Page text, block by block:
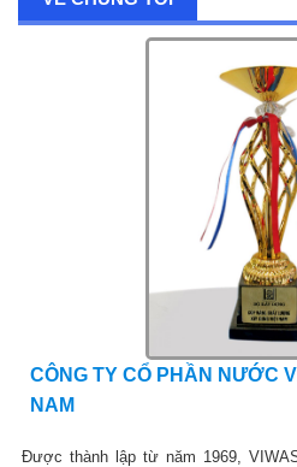
CÔNG TY CỔ PHẦN NƯỚC
NAM
Được thành lập từ năm 1969,